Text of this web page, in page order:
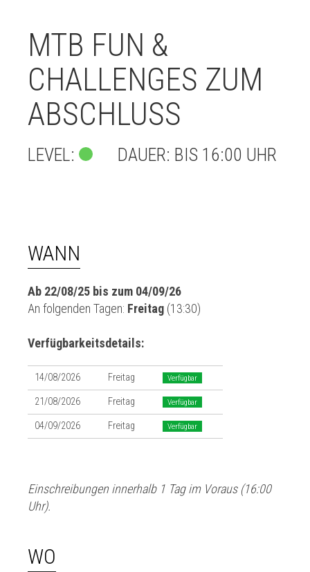
MTB FUN &
CHALLENGES ZUM
ABSCHLUSS
LEVEL: DAUER: BIS 16:00 UHR
WANN
Ab 22/08/25 bis zum 04/09/26
An folgenden Tagen: Freitag (13:30)
Verfügbarkeitsdetails:
14/08/2026 Freitag Verfügbar
21/08/2026 Freitag Verfügbar
04/09/2026 Freitag Verfügbar
Einschreibungen innerhalb 1 Tag im Voraus (16:00
Uhr).
WO